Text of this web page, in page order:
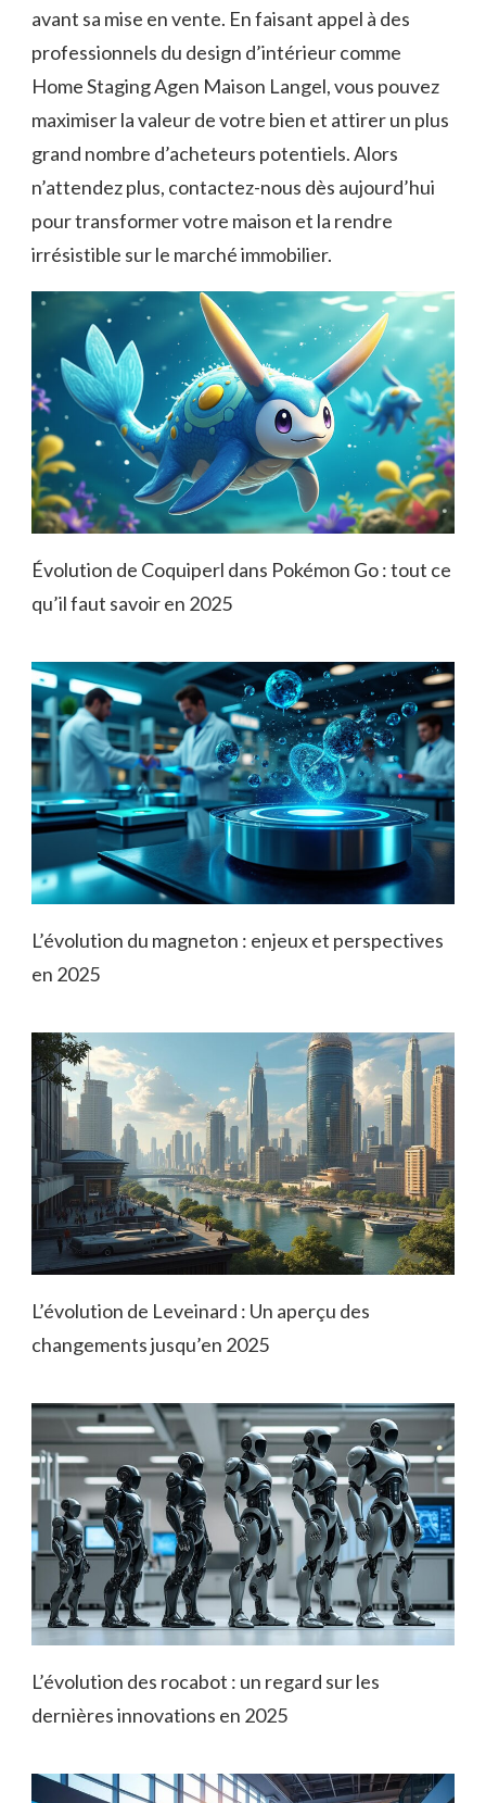
avant sa mise en vente. En faisant appel à des
professionnels du design d’intérieur comme
Home Staging Agen Maison Langel, vous pouvez
maximiser la valeur de votre bien et attirer un plus
grand nombre d’acheteurs potentiels. Alors
n’attendez plus, contactez-nous dès aujourd’hui
pour transformer votre maison et la rendre
irrésistible sur le marché immobilier.
Évolution de Coquiperl dans Pokémon Go : tout ce
qu’il faut savoir en 2025
L’évolution du magneton : enjeux et perspectives
en 2025
L’évolution de Leveinard : Un aperçu des
changements jusqu’en 2025
L’évolution des rocabot : un regard sur les
dernières innovations en 2025